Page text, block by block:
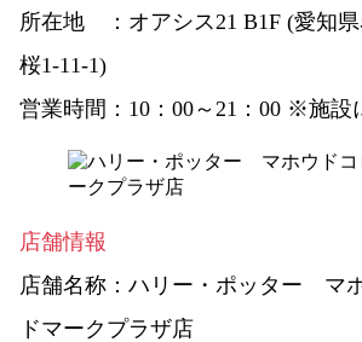
所在地 ： オアシス21 B1F (愛知
桜1-11-1)
営業時間： 10：00～21：00 ※施設
店舗情報
店舗名称： ハリー・ポッター マ
ドマークプラザ店